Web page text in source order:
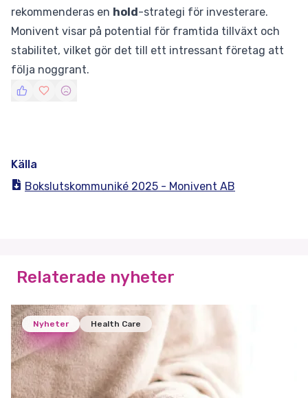
rekommenderas en hold-strategi för investerare.
Monivent visar på potential för framtida tillväxt och
stabilitet, vilket gör det till ett intressant företag att
följa noggrant.
Källa
Bokslutskommuniké 2025 - Monivent AB
Relaterade nyheter
Nyheter Health Care